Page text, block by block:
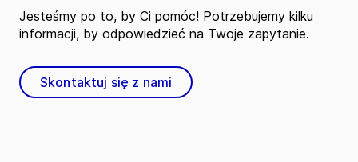
Jesteśmy po to, by Ci pomóc! Potrzebujemy kilku
informacji, by odpowiedzieć na Twoje zapytanie.
Skontaktuj się z nami